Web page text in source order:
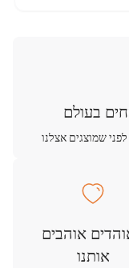
בעולם
שמוצגים אצלנו
אוהבים
אותנו